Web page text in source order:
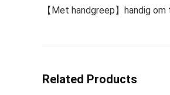
【Met handgreep】handig
Related Products